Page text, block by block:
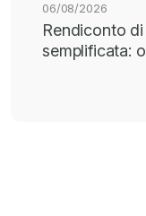
06/08/2026
Rendiconto
semplificata: